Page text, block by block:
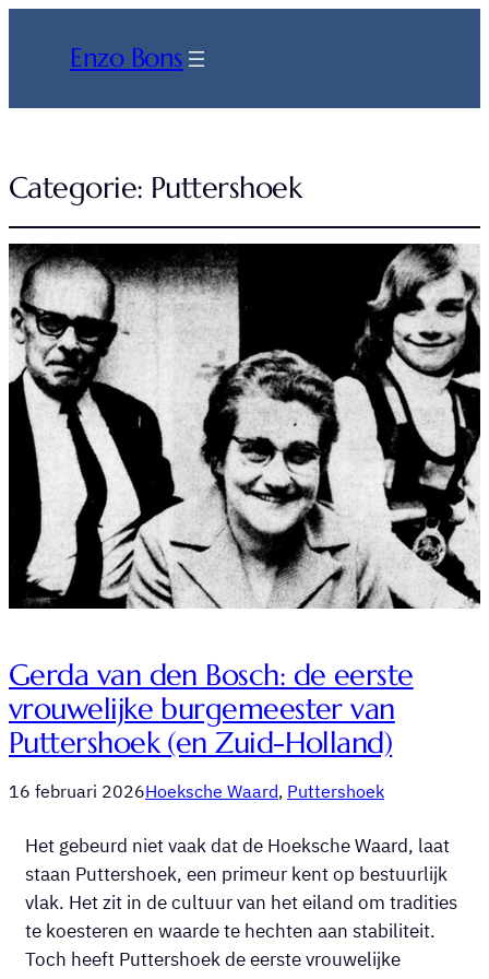
Enzo Bons
Categorie: Puttershoek
Gerda van den Bosch: de eerste
vrouwelijke burgemeester van
Puttershoek (en Zuid-Holland)
16 februari 2026Hoeksche Waard, Puttershoek
Het gebeurd niet vaak dat de Hoeksche Waard, laat
staan Puttershoek, een primeur kent op bestuurlijk
vlak. Het zit in de cultuur van het eiland om tradities
te koesteren en waarde te hechten aan stabiliteit.
Toch heeft Puttershoek de eerste vrouwelijke